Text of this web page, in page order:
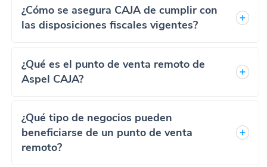
¿Cómo se asegura CAJA de cumplir con
las disposiciones fiscales vigentes?
¿Qué es el punto de venta remoto de
Aspel CAJA?
¿Qué tipo de negocios pueden
beneficiarse de un punto de venta
remoto?